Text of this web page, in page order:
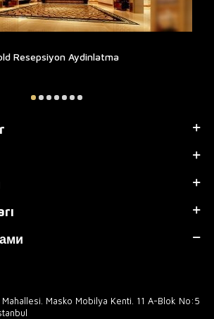
Resepsiyon Aydinlatma
Masko Mobilya Kenti. 11 A-Blok No:5